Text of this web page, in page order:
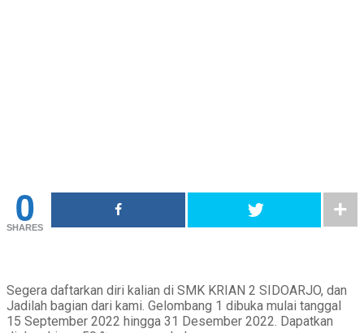
0
SHARES
Segera daftarkan diri kalian di SMK KRIAN 2 SIDOARJO, dan
Jadilah bagian dari kami. Gelombang 1 dibuka mulai tanggal
15 September 2022 hingga 31 Desember 2022. Dapatkan